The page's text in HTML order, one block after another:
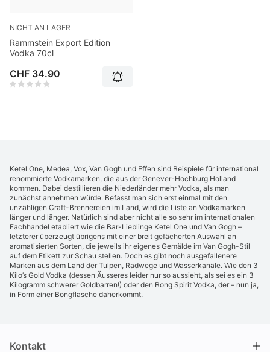
NICHT AN LAGER
Rammstein Export Edition
Vodka 70cl
CHF 34.90
Ketel One, Medea, Vox, Van Gogh und Effen sind Beispiele für international
renommierte Vodkamarken, die aus der Genever-Hochburg Holland
kommen. Dabei destillieren die Niederländer mehr Vodka, als man
zunächst annehmen würde. Befasst man sich erst einmal mit den
unzähligen Craft-Brennereien im Land, wird die Liste an Vodkamarken
länger und länger. Natürlich sind aber nicht alle so sehr im internationalen
Fachhandel etabliert wie die Bar-Lieblinge Ketel One und Van Gogh –
letzterer überzeugt übrigens mit einer breit gefächerten Auswahl an
aromatisierten Sorten, die jeweils ihr eigenes Gemälde im Van Gogh-Stil
auf dem Etikett zur Schau stellen. Doch es gibt noch ausgefallenere
Marken aus dem Land der Tulpen, Radwege und Wasserkanäle. Wie den 3
Kilo’s Gold Vodka (dessen Äusseres leider nur so aussieht, als sei es ein 3
Kilogramm schwerer Goldbarren!) oder den Bong Spirit Vodka, der – nun ja,
in Form einer Bongflasche daherkommt.
Kontakt